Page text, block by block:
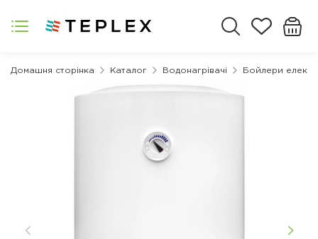
Домашня сторінка Каталог Водонагрівачі Бойлери